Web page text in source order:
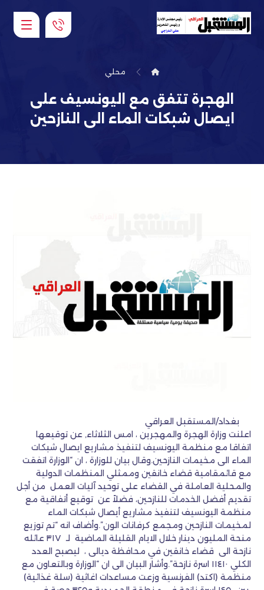
محلي
الهجرة تتفق مع اليونسيف على
ايصال شبكات الماء الى النازحين
بغداد/المستقبل العراقي
اعلنت وزارة الهجرة والمهجرين ، امس الثلاثاء, عن توقيعها
اتفاقا مع منظمة اليونسيف لتنفيذ مشاريع ايصال شبكات
الماء الى مخيمات النازحين.وقال بيان للوزارة ، ان “الوزارة اتفقت
مع قائمقامية قضاء خانقين وممثلي المنظمات الدولية
والمحلية العاملة في القضاء على توحيد آليات العمل من أجل
تقديم أفضل الخدمات للنازحين، فضلاً عن توقيع أتفاقية مع
منظمة اليونسيف لتنفيذ مشاريع أيصال شبكات الماء
لمخيمات النازحين ومجمع كرفانات الون”.وأضاف انه “تم توزيع
منحة المليون دينار خلال الايام القليلة الماضية لـ ٣١٧ عائله
نازحة الى قضاء خانقين في محافظة ديالى ، ليصبح العدد
الكلي ١١٤١٠ اسرة نازحة”.وأشار البيان الى ان “الوزارة وبالتعاون مع
منظمة (اكتد) الفرنسية وزعت مساعدات اغاثية (سلة غذائية)